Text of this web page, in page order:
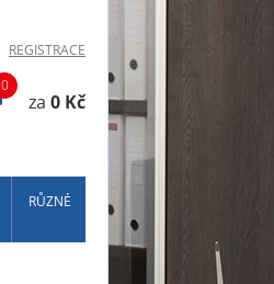
REGISTRACE
0
za 0 Kč
RŮZNÉ